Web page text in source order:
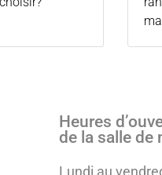
Heures
de la salle de